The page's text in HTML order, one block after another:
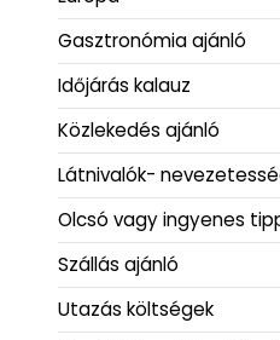
Gasztronómia ajánló
Időjárás kalauz
Közlekedés ajánló
Látnivalók-
Olcsó vagy ingyenes
Szállás ajánló
Utazás költségek